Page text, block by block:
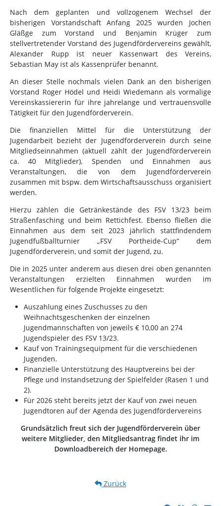
Nach dem geplanten und vollzogenem Wechsel der
bisherigen Vorstandschaft Anfang 2025 wurden Jochen
Gläßge zum Vorstand und Benjamin Krüger zum
stellvertretender Vorstand des Jugendfördervereins gewählt,
Alexander Rupp ist neuer Kassenwart des Vereins,
Sebastian May ist als Kassenprüfer benannt.
An dieser Stelle nochmals vielen Dank an den bisherigen
Vorstand Roger Hödel und Heidi Wiedemann als vormalige
Vereinskassiererin für ihre jahrelange und vertrauensvolle
Tätigkeit für den Jugendförderverein.
Die finanziellen Mittel für die Unterstützung der
Jugendarbeit bezieht der Jugendförderverein durch seine
Mitgliedseinnahmen (aktuell zählt der Jugendförderverein
ca. 40 Mitglieder), Spenden und Einnahmen aus
Veranstaltungen, die von dem Jugendförderverein
zusammen mit bspw. dem Wirtschaftsausschuss organisiert
werden.
Hierzu zählen die Getränkestände des FSV 13/23 beim
Straßenfasching und beim Rettichfest. Ebenso fließen die
Einnahmen aus dem seit 2023 jährlich stattfindendem
Jugendfußballturnier „FSV Portheide-Cup“ dem
Jugendförderverein, und somit der Jugend, zu.
Die in 2025 unter anderem aus diesen drei oben genannten
Veranstaltungen erzielten Einnahmen wurden im
Wesentlichen für folgende Projekte eingesetzt:
Auszahlung eines Zuschusses zu den
Weihnachtsgeschenken der einzelnen
Jugendmannschaften von jeweils € 10,00 an 274
Jugendspieler des FSV 13/23.
Kauf von Trainingsequipment für die verschiedenen
Jugenden.
Finanzielle Unterstützung des Hauptvereins bei der
Pflege und Instandsetzung der Spielfelder (Rasen 1 und
2).
Für 2026 steht bereits jetzt der Kauf von zwei neuen
Jugendtoren auf der Agenda des Jugendfördervereins
Grundsätzlich freut sich der Jugendförderverein über
weitere Mitglieder, den Mitgliedsantrag findet ihr im
Downloadbereich der Homepage.
Zurück